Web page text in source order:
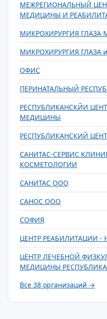
МЕЖРЕГИОНАЛЬНЫЙ
МЕДИЦИНЫ И
МИКРОХИРУРГИЯ ГЛАЗА
МИКРОХИРУРГИЯ ГЛАЗА
ОФИС
ПЕРИНАТАЛЬНЫЙ
РЕСПУБЛИКАНСКЙИ
МЕДИЦИНЫ
РЕСПУБЛИКАНСКИЙ
САНИТАС-СЕРВИС
КОСМЕТОЛОГИИ
САНИТАС ООО
САНОС ООО
СОФИЯ
ЦЕНТР РЕАБИЛИТАЦИИ -
ЦЕНТР ЛЕЧЕБНОЙ
МЕДИЦИНЫ
Все 38 организаций →